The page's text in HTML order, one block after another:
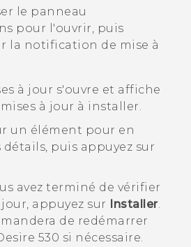
le panneau
pour l'ouvrir, puis
la notification de mise à
à jour s'ouvre et affiche
mises à jour à installer.
un élément pour en
puis appuyez sur
avez terminé de vérifier
jour, appuyez sur Installer.
de redémarrer
530 si nécessaire.